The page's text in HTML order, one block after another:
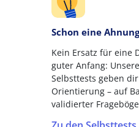
Schon eine
Kein Ersatz für eine
guter Anfang:
Selbsttests geben
Orientierung – auf
validierter